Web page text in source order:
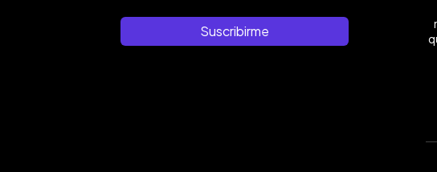
Suscribirme